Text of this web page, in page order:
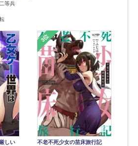
等兵
しい
3位
不老不死少女の苗床旅行記